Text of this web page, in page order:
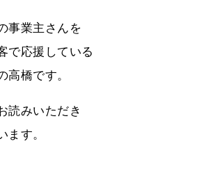
事業主さんを
で応援している
高橋です。
読みいただき
ます。
周りのがんばる経営者さんに負けない
気持ちでホームページで役に立ちたい
2026.07.30